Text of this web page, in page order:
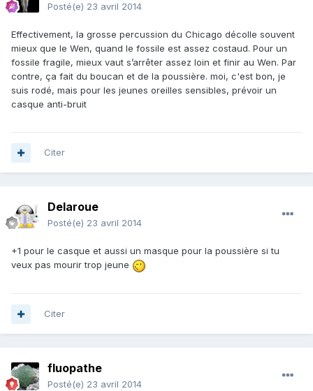
Posté(e) 23 avril 2014
Effectivement, la grosse percussion du Chicago décolle souvent
mieux que le Wen, quand le fossile est assez costaud. Pour un
fossile fragile, mieux vaut s’arrêter assez loin et finir au Wen. Par
contre, ça fait du boucan et de la poussière. moi, c'est bon, je
suis rodé, mais pour les jeunes oreilles sensibles, prévoir un
casque anti-bruit
Citer
Delaroue
Posté(e) 23 avril 2014
+1 pour le casque et aussi un masque pour la poussière si tu
veux pas mourir trop jeune
Citer
fluopathe
Posté(e) 23 avril 2014